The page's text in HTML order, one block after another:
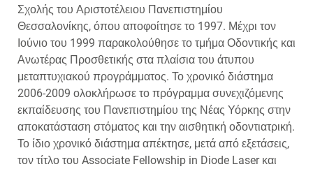
Σχολής του Αριστοτέλειου Πανεπιστημίου
Θεσσαλονίκης, όπου αποφοίτησε το 1997. Μέχρι τον
Ιούνιο του 1999 παρακολούθησε το τμήμα Οδοντικής και
Ανωτέρας Προσθετικής στα πλαίσια του άτυπου
μεταπτυχιακού προγράμματος. Το χρονικό διάστημα
2006-2009 ολοκλήρωσε το πρόγραμμα συνεχιζόμενης
εκπαίδευσης του Πανεπιστημίου της Νέας Υόρκης στην
αποκατάσταση στόματος και την αισθητική οδοντιατρική.
Το ίδιο χρονικό διάστημα απέκτησε, μετά από εξετάσεις,
τον τίτλο του Associate Fellowship in Diode Laser και